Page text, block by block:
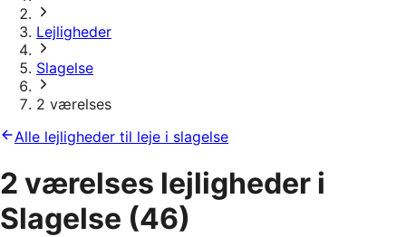
Lejligheder
Slagelse
2 værelses
Alle lejligheder til leje i slagelse
2 værelses lejligheder i
Slagelse (46)